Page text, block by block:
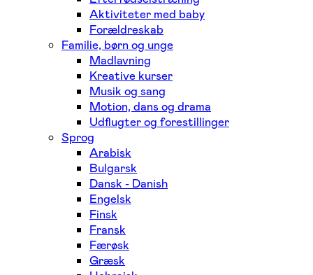
Aktiviteter med baby
Forældreskab
Familie, børn og unge
Madlavning
Kreative kurser
Musik og sang
Motion, dans og drama
Udflugter og forestillinger
Sprog
Arabisk
Bulgarsk
Dansk - Danish
Engelsk
Finsk
Fransk
Færøsk
Græsk